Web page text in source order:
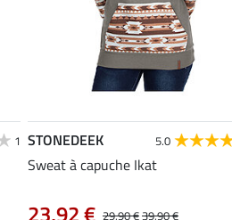
1 STONEDEEK 5.0
Sweat à capuche Ikat
29,90 €39,90 €
23,92 €